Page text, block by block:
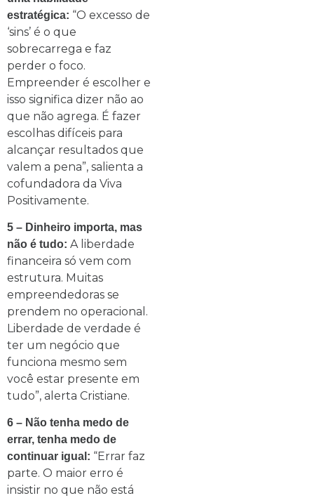
estratégica: “O excesso de
‘sins’ é o que
sobrecarrega e faz
perder o foco.
Empreender é escolher e
isso significa dizer não ao
que não agrega. É fazer
escolhas difíceis para
alcançar resultados que
valem a pena”, salienta a
cofundadora da Viva
Positivamente.
5 – Dinheiro importa, mas
não é tudo: A liberdade
financeira só vem com
estrutura. Muitas
empreendedoras se
prendem no operacional.
Liberdade de verdade é
ter um negócio que
funciona mesmo sem
você estar presente em
tudo”, alerta Cristiane.
6 – Não tenha medo de
errar, tenha medo de
continuar igual: “Errar faz
parte. O maior erro é
insistir no que não está